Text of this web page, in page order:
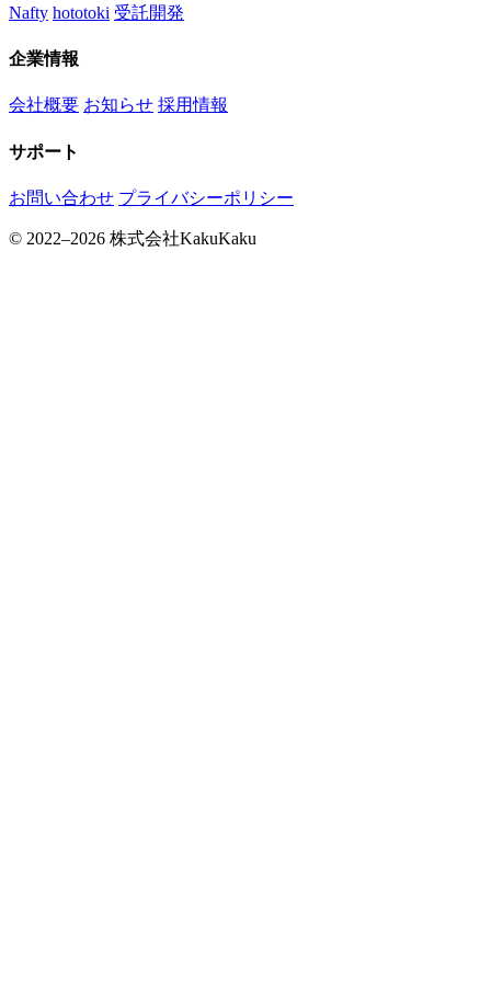
Nafty hototoki 受託開発
企業情報
会社概要 お知らせ 採用情報
サポート
お問い合わせ プライバシーポリシー
© 2022–2026 株式会社KakuKaku